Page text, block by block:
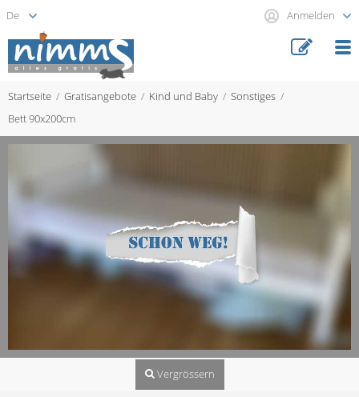
Anmelden
Startseite Gratisangebote Kind und Baby
Sonstiges
Bett 90x200cm
Vergrössern